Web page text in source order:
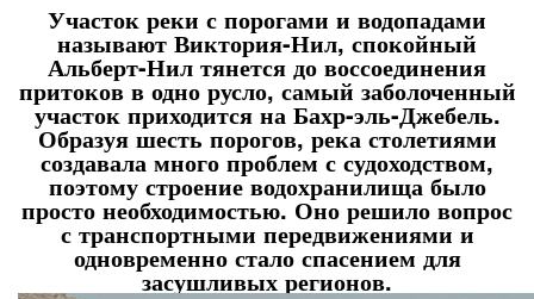
Участок реки с порогами и водопадами
называют Виктория-Нил, спокойный
Альберт-Нил тянется до воссоединения
притоков в одно русло, самый заболоченный
участок приходится на Бахр-эль-Джебель.
Образуя шесть порогов, река столетиями
создавала много проблем с судоходством,
поэтому строение водохранилища было
просто необходимостью. Оно решило вопрос
с транспортными передвижениями и
одновременно стало спасением для
засушливых регионов.